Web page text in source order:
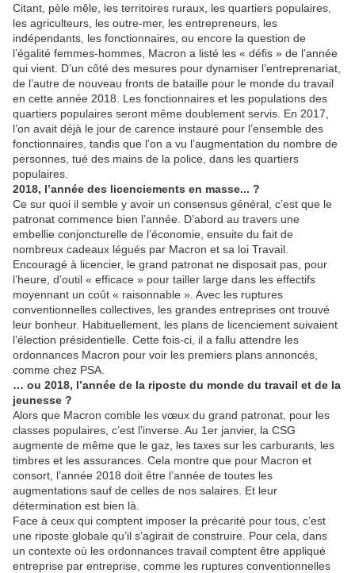
Citant, pèle mêle, les territoires ruraux, les quartiers populaires,
les agriculteurs, les outre-mer, les entrepreneurs, les
indépendants, les fonctionnaires, ou encore la question de
l’égalité femmes-hommes, Macron a listé les « défis » de l’année
qui vient. D’un côté des mesures pour dynamiser l’entreprenariat,
de l’autre de nouveau fronts de bataille pour le monde du travail
en cette année 2018. Les fonctionnaires et les populations des
quartiers populaires seront même doublement servis. En 2017,
l’on avait déjà le jour de carence instauré pour l’ensemble des
fonctionnaires, tandis que l’on a vu l’augmentation du nombre de
personnes, tué des mains de la police, dans les quartiers
populaires.
2018, l’année des licenciements en masse... ?
Ce sur quoi il semble y avoir un consensus général, c’est que le
patronat commence bien l’année. D’abord au travers une
embellie conjoncturelle de l’économie, ensuite du fait de
nombreux cadeaux légués par Macron et sa loi Travail.
Encouragé à licencier, le grand patronat ne disposait pas, pour
l’heure, d’outil « efficace » pour tailler large dans les effectifs
moyennant un coût « raisonnable ». Avec les ruptures
conventionnelles collectives, les grandes entreprises ont trouvé
leur bonheur. Habituellement, les plans de licenciement suivaient
l’élection présidentielle. Cette fois-ci, il a fallu attendre les
ordonnances Macron pour voir les premiers plans annoncés,
comme chez PSA.
… ou 2018, l’année de la riposte du monde du travail et de la
jeunesse ?
Alors que Macron comble les vœux du grand patronat, pour les
classes populaires, c’est l’inverse. Au 1er janvier, la CSG
augmente de même que le gaz, les taxes sur les carburants, les
timbres et les assurances. Cela montre que pour Macron et
consort, l’année 2018 doit être l’année de toutes les
augmentations sauf de celles de nos salaires. Et leur
détermination est bien là.
Face à ceux qui comptent imposer la précarité pour tous, c’est
une riposte globale qu’il s’agirait de construire. Pour cela, dans
un contexte où les ordonnances travail comptent être appliqué
entreprise par entreprise, comme les ruptures conventionnelles